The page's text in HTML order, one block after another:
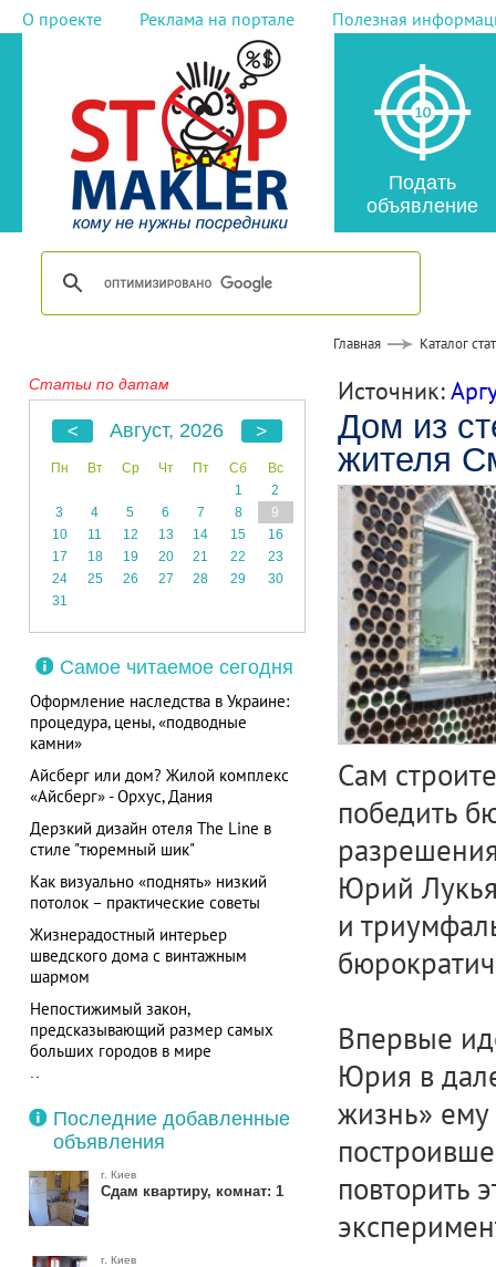
О проекте Реклама на портале Полезная
Подать
объявление
Главная Каталог
Статьи по датам
Август, 2026
Пн Вт Ср Чт Пт Сб
Вс
1
2
3
4 5 6 7 8
9
10
11 12 13 14 15
16
17
18 19 20 21 22
23
24
25 26 27 28 29
30
31
Самое читаемое сегодня
Оформление наследства в Украине:
процедура, цены, «подводные
камни»
Айсберг или дом? Жилой комплекс
«Айсберг» - Орхус, Дания
Дерзкий дизайн отеля The Line в
стиле "тюремный шик"
Как визуально «поднять» низкий
потолок – практические советы
Жизнерадостный интерьер
шведского дома с винтажным
шармом
Непостижимый закон,
предсказывающий размер самых
больших городов в мире
Как маленькую кухню сделать
стильной и функциональной
Последние добавленные
объявления
г. Киев
Сдам квартиру, комнат: 1
г. Киев
Источник:
Дом из
жителя
Сам
победить
Юрий
и
Впервые
Юрия в
жизнь» ему
повторить